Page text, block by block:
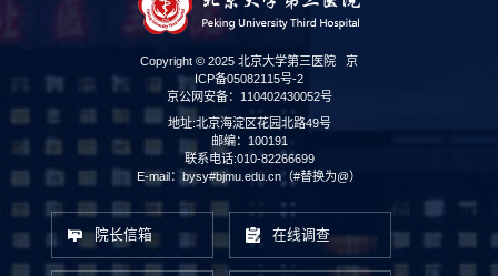
Copyright © 2025 北京大学第三医院 京
ICP备05082115号-2
京公网安备：110402430052号
地址:北京海淀区花园北路49号
邮编：100191
联系电话:010-82266699
E-mail：bysy#bjmu.edu.cn（#替换为@）
院长信箱 在线调查